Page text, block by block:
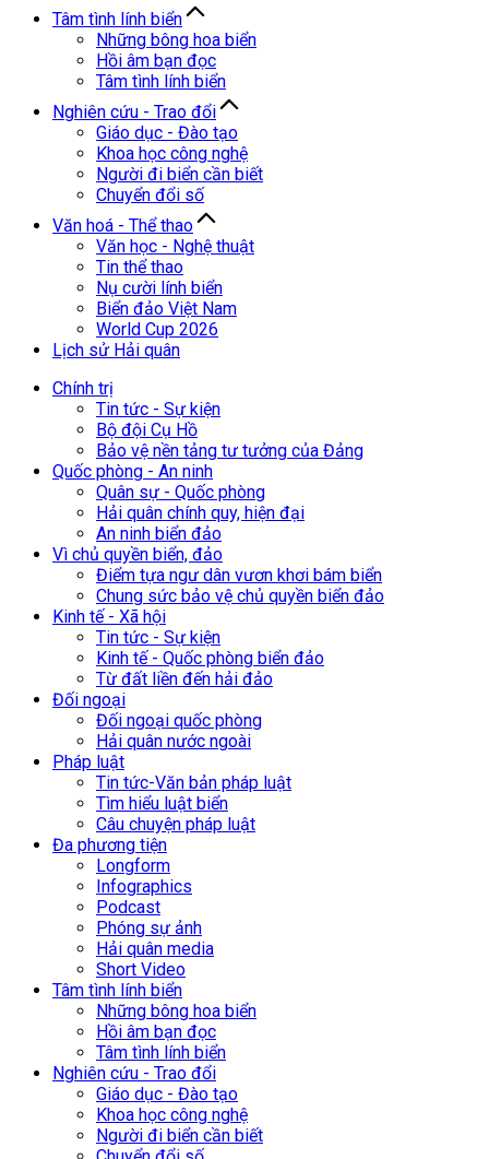
Tâm tình lính biển
Những bông hoa biển
Hồi âm bạn đọc
Tâm tình lính biển
Nghiên cứu - Trao đổi
Giáo dục - Đào tạo
Khoa học công nghệ
Người đi biển cần biết
Chuyển đổi số
Văn hoá - Thể thao
Văn học - Nghệ thuật
Tin thể thao
Nụ cười lính biển
Biển đảo Việt Nam
World Cup 2026
Lịch sử Hải quân
Chính trị
Tin tức - Sự kiện
Bộ đội Cụ Hồ
Bảo vệ nền tảng tư tưởng của Đảng
Quốc phòng - An ninh
Quân sự - Quốc phòng
Hải quân chính quy, hiện đại
An ninh biển đảo
Vì chủ quyền biển, đảo
Điểm tựa ngư dân vươn khơi bám biển
Chung sức bảo vệ chủ quyền biển đảo
Kinh tế - Xã hội
Tin tức - Sự kiện
Kinh tế - Quốc phòng biển đảo
Từ đất liền đến hải đảo
Đối ngoại
Đối ngoại quốc phòng
Hải quân nước ngoài
Pháp luật
Tin tức-Văn bản pháp luật
Tìm hiểu luật biển
Câu chuyện pháp luật
Đa phương tiện
Longform
Infographics
Podcast
Phóng sự ảnh
Hải quân media
Short Video
Tâm tình lính biển
Những bông hoa biển
Hồi âm bạn đọc
Tâm tình lính biển
Nghiên cứu - Trao đổi
Giáo dục - Đào tạo
Khoa học công nghệ
Người đi biển cần biết